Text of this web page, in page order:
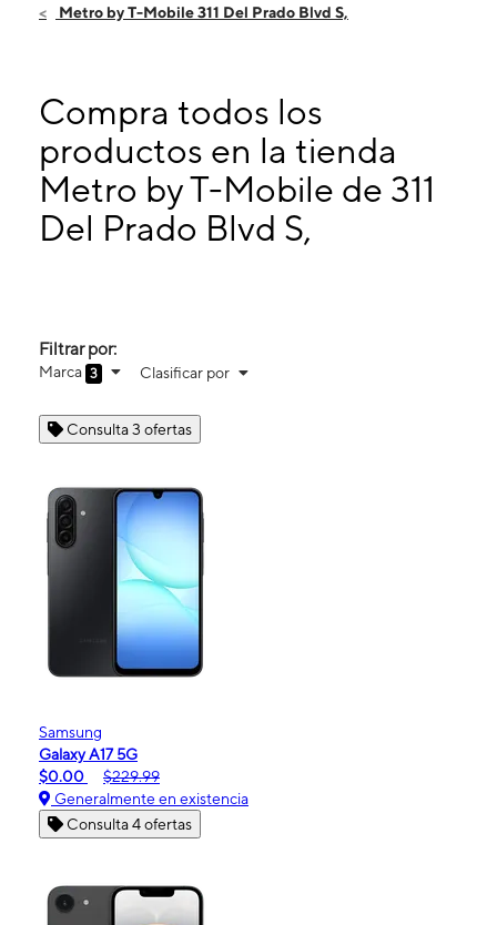
Sábado:9:00 a. m. a 8:00 p. m.
Miérc:
9:00 a. m. a 8:00 p. m.
Jueves: 9:00 a. m. a 8:00 p. m.
Viernes:9:00 a. m. a 8:00 p. m.
311 Del Prado Blvd S, Unit 9 Cape Coral, FL 33990
Metro by T-Mobile 311 Del Prado Blvd S,
Compra todos los
productos en la tienda
Metro by T-Mobile de 311
Del Prado Blvd S,
Filtrar por:
Marca 3 Clasificar por
Consulta 3 ofertas
Samsung
Galaxy A17 5G
$0.00
$229.99
Generalmente en existencia
Consulta 4 ofertas